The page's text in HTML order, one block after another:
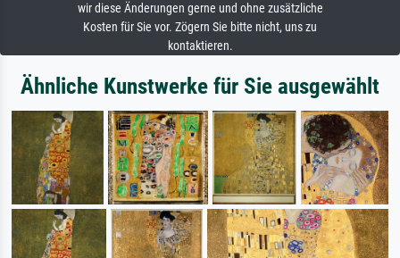
wir diese Änderungen gerne und ohne zusätzliche
Kosten für Sie vor. Zögern Sie bitte nicht, uns zu
kontaktieren.
Ähnliche Kunstwerke für Sie ausgewählt